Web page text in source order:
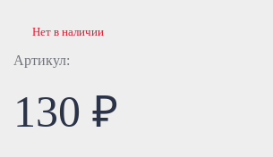
Артикул:
Нет в наличии
130 ₽